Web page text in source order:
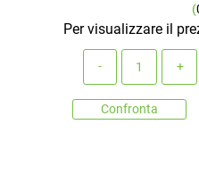
(
Per visualizzare il
Confronta